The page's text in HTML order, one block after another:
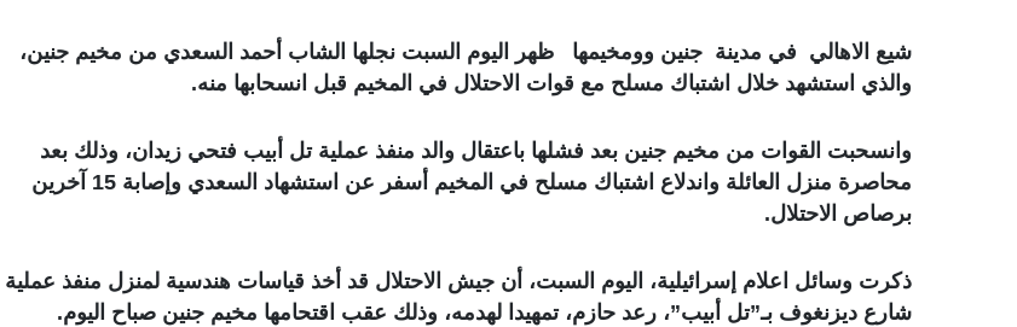
شيع الاهالي في مدينة جنين وومخيمها ظهر اليوم السبت نجلها الشاب أحمد السعدي من مخيم جنين،
والذي استشهد خلال اشتباك مسلح مع قوات الاحتلال في المخيم قبل انسحابها منه.
وانسحبت القوات من مخيم جنين بعد فشلها باعتقال والد منفذ عملية تل أبيب فتحي زيدان، وذلك بعد
محاصرة منزل العائلة واندلاع اشتباك مسلح في المخيم أسفر عن استشهاد السعدي وإصابة 15 آخرين
برصاص الاحتلال.
ذكرت وسائل اعلام إسرائيلية، اليوم السبت، أن جيش الاحتلال قد أخذ قياسات هندسية لمنزل منفذ عملية
شارع ديزنغوف بـ”تل أبيب”، رعد حازم، تمهيدا لهدمه، وذلك عقب اقتحامها مخيم جنين صباح اليوم.